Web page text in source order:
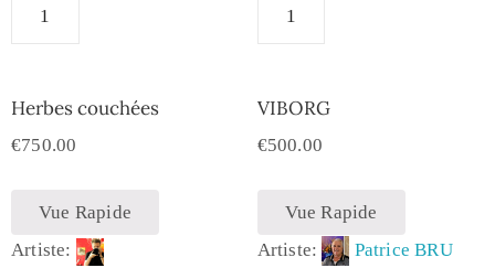
Herbes couchées
€750.00
Vue Rapide
Artiste:
VIBORG
€500.00
Vue Rapide
Artiste:
Patrice BRU